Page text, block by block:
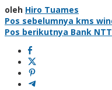
oleh Hiro Tuames
Navigasi
pos
Pos sebelumnya kms
Pos berikutnya Bank